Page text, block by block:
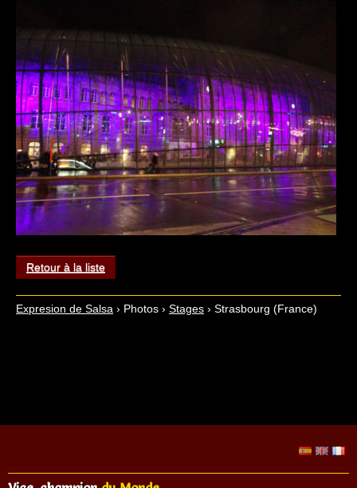
Retour à la liste
Expresion de Salsa › Photos › Stages › Strasbourg (France)